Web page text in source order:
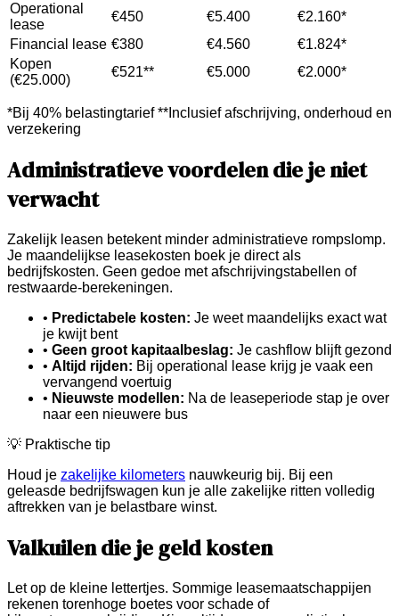
Operational
lease
€450 €5.400
€2.160*
Financial lease €380 €4.560
€1.824*
Kopen
(€25.000)
€521** €5.000 €2.000*
*Bij 40% belastingtarief **Inclusief afschrijving, onderhoud en
verzekering
Administratieve voordelen die je niet
verwacht
Zakelijk leasen betekent minder administratieve rompslomp.
Je maandelijkse leasekosten boek je direct als
bedrijfskosten. Geen gedoe met afschrijvingstabellen of
restwaarde-berekeningen.
• Predictabele kosten: Je weet maandelijks exact wat
je kwijt bent
• Geen groot kapitaalbeslag: Je cashflow blijft gezond
• Altijd rijden: Bij operational lease krijg je vaak een
vervangend voertuig
• Nieuwste modellen: Na de leaseperiode stap je over
naar een nieuwere bus
💡 Praktische tip
Houd je zakelijke kilometers nauwkeurig bij. Bij een
geleasde bedrijfswagen kun je alle zakelijke ritten volledig
aftrekken van je belastbare winst.
Valkuilen die je geld kosten
Let op de kleine lettertjes. Sommige leasemaatschappijen
rekenen torenhoge boetes voor schade of